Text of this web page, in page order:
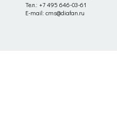
Тел.: +7 495 646-03-61
E-mail: cms@diafan.ru